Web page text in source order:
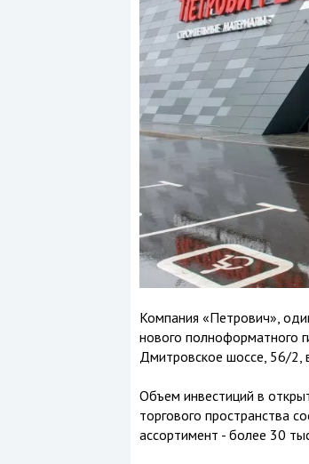
Компания «Петрович»,
нового полноформатного
Дмитровское шоссе, 56/
Объем инвестиций в
торгового пространства
ассортимент - более 30